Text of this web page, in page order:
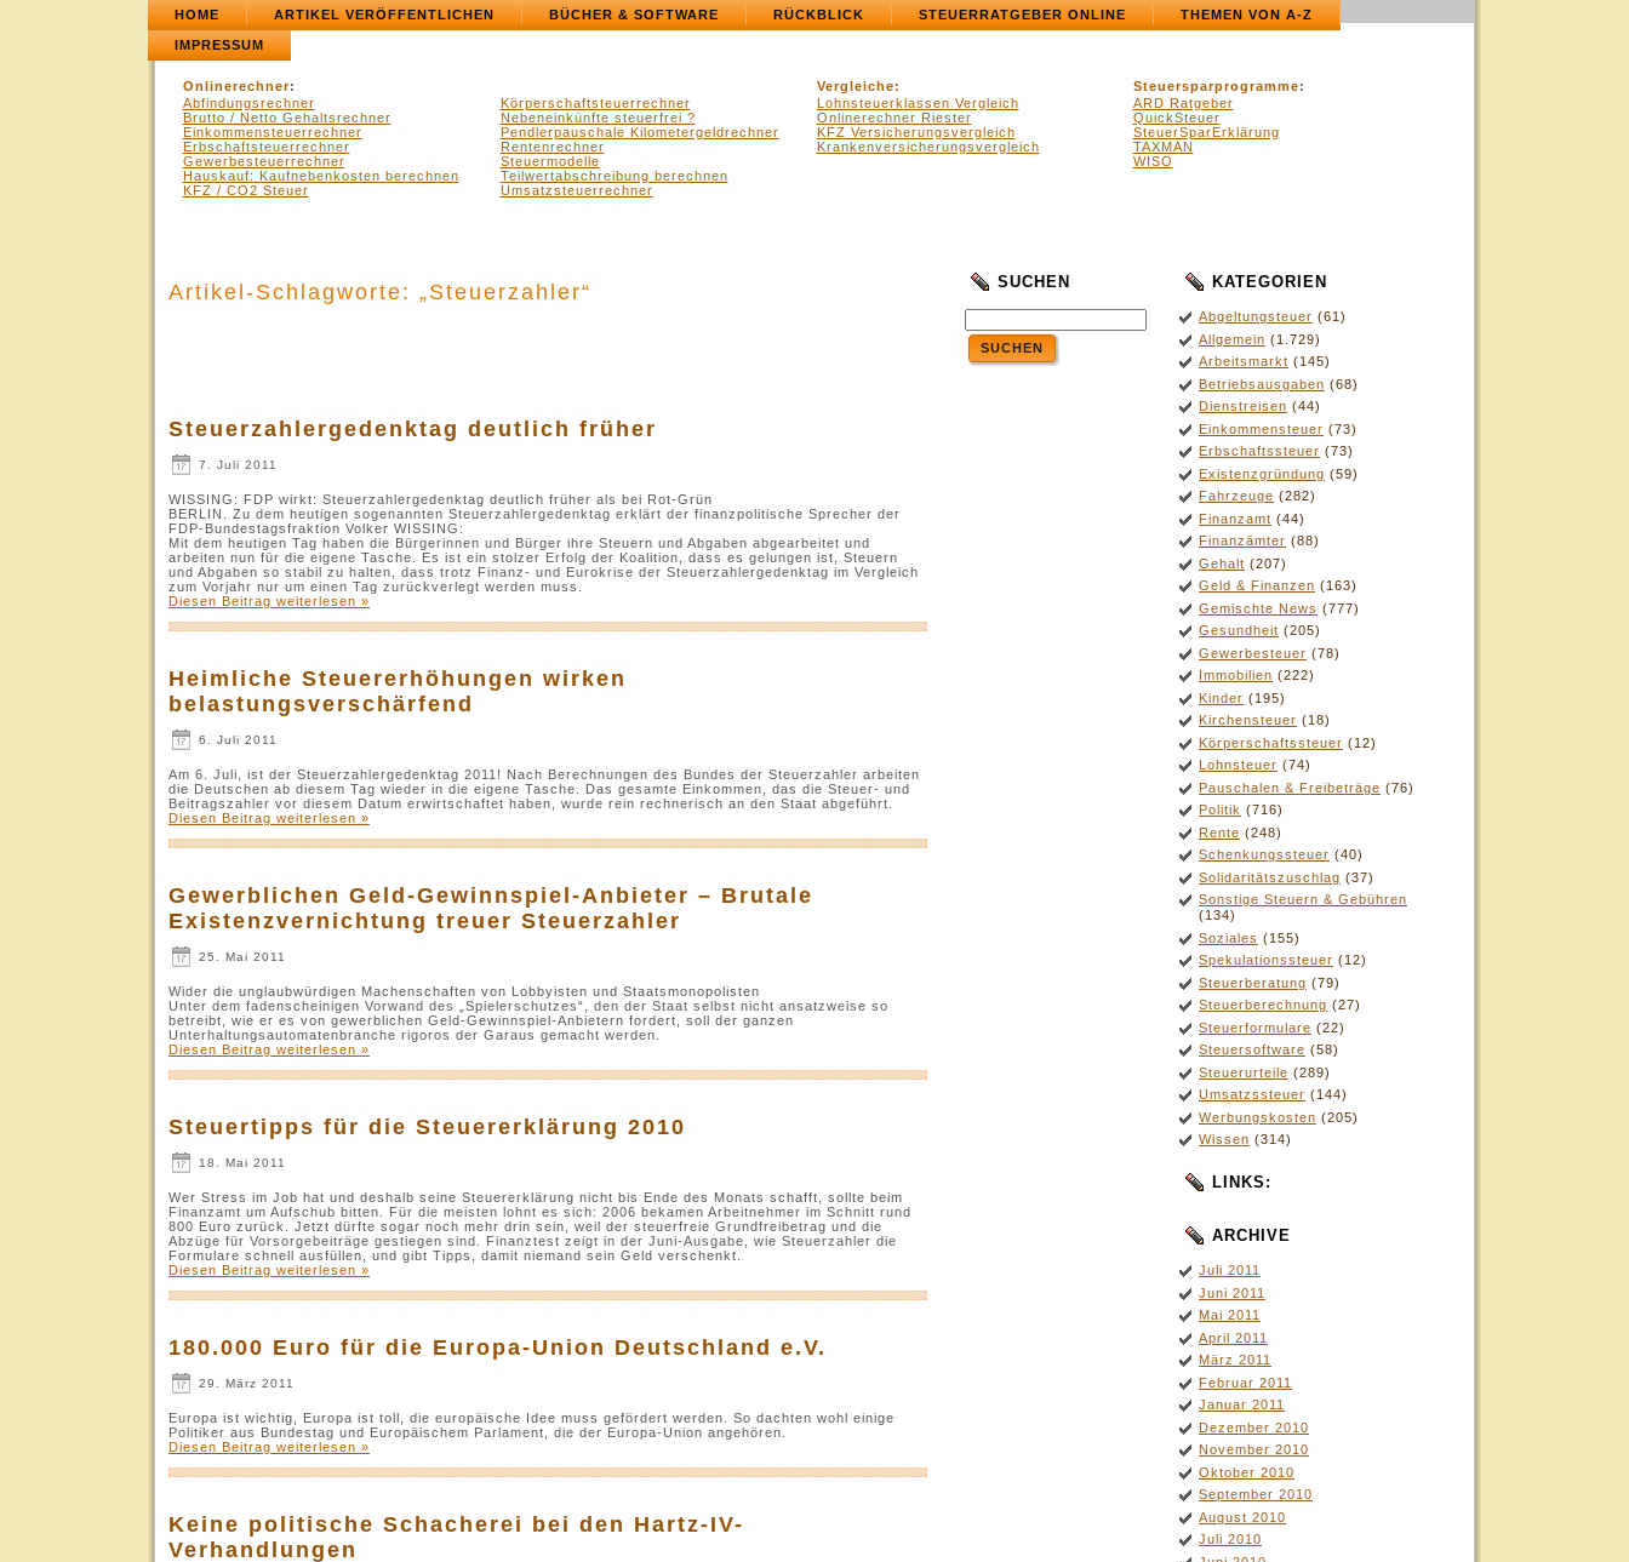
HOME ARTIKEL VERÖFFENTLICHEN BÜCHER & SOFTWARE RÜCKBLICK STEUERRATGEBER ONLINE THEMEN VON A-Z
IMPRESSUM
Onlinerechner: Vergleiche: Steuersparprogramme:
Abfindungsrechner
Brutto / Netto Gehaltsrechner
Einkommensteuerrechner
Erbschaftsteuerrechner
Gewerbesteuerrechner
Hauskauf: Kaufnebenkosten berechnen
KFZ / CO2 Steuer
Körperschaftsteuerrechner
Nebeneinkünfte steuerfrei ?
Pendlerpauschale Kilometergeldrechner
Rentenrechner
Steuermodelle
Teilwertabschreibung berechnen
Umsatzsteuerrechner
Lohnsteuerklassen Vergleich
Onlinerechner Riester
KFZ Versicherungsvergleich
Krankenversicherungsvergleich
ARD Ratgeber
QuickSteuer
SteuerSparErklärung
TAXMAN
WISO
Artikel-Schlagworte: „Steuerzahler“
Steuerzahlergedenktag deutlich früher
7. Juli 2011
WISSING: FDP wirkt: Steuerzahlergedenktag deutlich früher als bei Rot-Grün
BERLIN. Zu dem heutigen sogenannten Steuerzahlergedenktag erklärt der finanzpolitische Sprecher der
FDP-Bundestagsfraktion Volker WISSING:
Mit dem heutigen Tag haben die Bürgerinnen und Bürger ihre Steuern und Abgaben abgearbeitet und
arbeiten nun für die eigene Tasche. Es ist ein stolzer Erfolg der Koalition, dass es gelungen ist, Steuern
und Abgaben so stabil zu halten, dass trotz Finanz- und Eurokrise der Steuerzahlergedenktag im Vergleich
zum Vorjahr nur um einen Tag zurückverlegt werden muss.
Diesen Beitrag weiterlesen »
Heimliche Steuererhöhungen wirken
belastungsverschärfend
6. Juli 2011
Am 6. Juli, ist der Steuerzahlergedenktag 2011! Nach Berechnungen des Bundes der Steuerzahler arbeiten
die Deutschen ab diesem Tag wieder in die eigene Tasche. Das gesamte Einkommen, das die Steuer- und
Beitragszahler vor diesem Datum erwirtschaftet haben, wurde rein rechnerisch an den Staat abgeführt.
Diesen Beitrag weiterlesen »
Gewerblichen Geld-Gewinnspiel-Anbieter – Brutale
Existenzvernichtung treuer Steuerzahler
25. Mai 2011
Wider die unglaubwürdigen Machenschaften von Lobbyisten und Staatsmonopolisten
Unter dem fadenscheinigen Vorwand des „Spielerschutzes“, den der Staat selbst nicht ansatzweise so
betreibt, wie er es von gewerblichen Geld-Gewinnspiel-Anbietern fordert, soll der ganzen
Unterhaltungsautomatenbranche rigoros der Garaus gemacht werden.
Diesen Beitrag weiterlesen »
Steuertipps für die Steuererklärung 2010
18. Mai 2011
Wer Stress im Job hat und deshalb seine Steuererklärung nicht bis Ende des Monats schafft, sollte beim
Finanzamt um Aufschub bitten. Für die meisten lohnt es sich: 2006 bekamen Arbeitnehmer im Schnitt rund
800 Euro zurück. Jetzt dürfte sogar noch mehr drin sein, weil der steuerfreie Grundfreibetrag und die
Abzüge für Vorsorgebeiträge gestiegen sind. Finanztest zeigt in der Juni-Ausgabe, wie Steuerzahler die
Formulare schnell ausfüllen, und gibt Tipps, damit niemand sein Geld verschenkt.
Diesen Beitrag weiterlesen »
180.000 Euro für die Europa-Union Deutschland e.V.
29. März 2011
Europa ist wichtig, Europa ist toll, die europäische Idee muss gefördert werden. So dachten wohl einige
Politiker aus Bundestag und Europäischem Parlament, die der Europa-Union angehören.
Diesen Beitrag weiterlesen »
Keine politische Schacherei bei den Hartz-IV-
Verhandlungen
SUCHEN
SUCHEN
KATEGORIEN
Abgeltungsteuer (61)
Allgemein (1.729)
Arbeitsmarkt (145)
Betriebsausgaben (68)
Dienstreisen (44)
Einkommensteuer (73)
Erbschaftssteuer (73)
Existenzgründung (59)
Fahrzeuge (282)
Finanzamt (44)
Finanzämter (88)
Gehalt (207)
Geld & Finanzen (163)
Gemischte News (777)
Gesundheit (205)
Gewerbesteuer (78)
Immobilien (222)
Kinder (195)
Kirchensteuer (18)
Körperschaftssteuer (12)
Lohnsteuer (74)
Pauschalen & Freibeträge (76)
Politik (716)
Rente (248)
Schenkungssteuer (40)
Solidaritätszuschlag (37)
Sonstige Steuern & Gebühren
(134)
Soziales (155)
Spekulationssteuer (12)
Steuerberatung (79)
Steuerberechnung (27)
Steuerformulare (22)
Steuersoftware (58)
Steuerurteile (289)
Umsatzssteuer (144)
Werbungskosten (205)
Wissen (314)
LINKS:
ARCHIVE
Juli 2011
Juni 2011
Mai 2011
April 2011
März 2011
Februar 2011
Januar 2011
Dezember 2010
November 2010
Oktober 2010
September 2010
August 2010
Juli 2010